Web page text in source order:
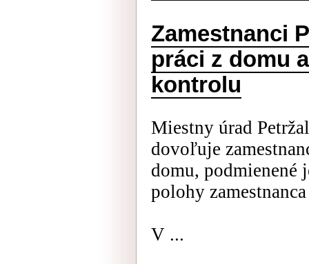
Zamestnanci
práci z domu
kontrolu
Miestny úrad
dovoľuje
domu, podmienené
polohy
V ...